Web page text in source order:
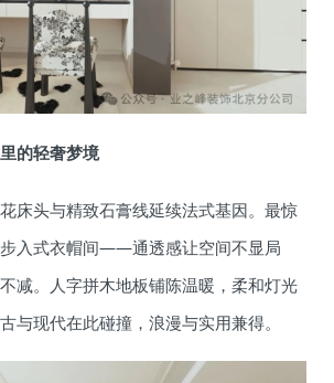
的轻奢梦境
床头与精致石膏线延续法式基因。最惊
入式衣帽间——通透感让空间不显局
减。人字拼木地板铺陈温暖，柔和灯光
与现代在此碰撞，浪漫与实用兼得。